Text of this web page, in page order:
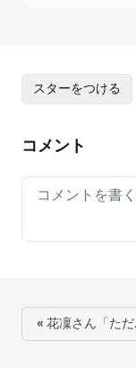
スターをつける
コメント
Your comment
« 花凜さん「た